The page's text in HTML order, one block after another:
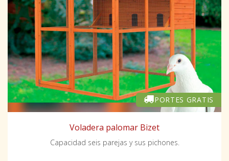
PORTES GRATIS
Voladera palomar Bizet
Capacidad seis parejas y sus pichones.